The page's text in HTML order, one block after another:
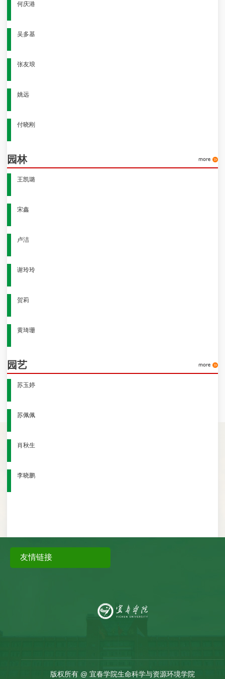
何庆港
吴多基
张友琅
姚远
付晓刚
园林
王凯璐
宋鑫
卢洁
谢玲玲
贺莉
黄琦珊
园艺
苏玉婷
苏佩佩
肖秋生
李晓鹏
友情链接
版权所有 @ 宜春学院生命科学与资源环境学院